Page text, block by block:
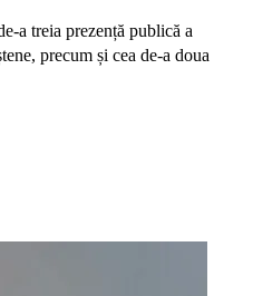
a treia prezență publică a
precum și cea de-a doua